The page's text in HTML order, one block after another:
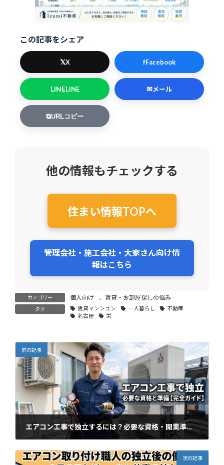
この記事をシェア
𝕏X fFacebook
LINELINE ✉メール
⧉URLコピー
他の情報もチェックする
住まい情報TOPへ
管理会社・施工会社・大家さん向け情
報はこちら
カテゴリー 個人向け 、 賃貸・お部屋探しの悩み
タグ 賃貸マンション 一人暮らし
不動産
名古屋
栄
前の記事
エアコン工事で独立するには？必要な資格・開業準備・仕事の取り方を徹底解説
次の記事